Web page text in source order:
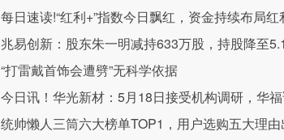
每日速读!“红利+”指数今日飘红，资金持续布局红
兆易创新：股东朱一明减持633万股，持股降至
“打雷戴首饰会遭劈”无科学依据
今日讯！华光新材：5月18日接受机构调研，华
统帅懒人三筒六大榜单TOP1，用户选购五大理由